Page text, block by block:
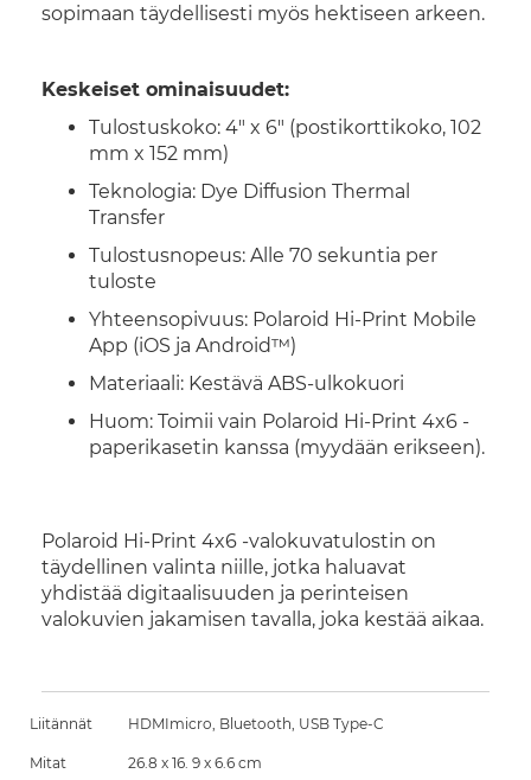
sopimaan täydellisesti myös hektiseen arkeen.
Keskeiset ominaisuudet:
Tulostuskoko: 4" x 6" (postikorttikoko, 102
mm x 152 mm)
Teknologia: Dye Diffusion Thermal
Transfer
Tulostusnopeus: Alle 70 sekuntia per
tuloste
Yhteensopivuus: Polaroid Hi-Print Mobile
App (iOS ja Android™)
Materiaali: Kestävä ABS-ulkokuori
Huom: Toimii vain Polaroid Hi-Print 4x6 -
paperikasetin kanssa (myydään erikseen).
Polaroid Hi-Print 4x6 -valokuvatulostin on
täydellinen valinta niille, jotka haluavat
yhdistää digitaalisuuden ja perinteisen
valokuvien jakamisen tavalla, joka kestää aikaa.
Liitännät HDMImicro, Bluetooth, USB Type-C
Mitat 26.8 x 16. 9 x 6.6 cm